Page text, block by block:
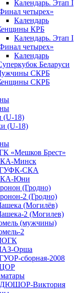
Календарь. Этап I
четырех»
Календарь
КРБ
Календарь. Этап I
четырех»
Календарь
Беларуси
СКРБ
СКРБ
18)
(U-18)
«Мешков Брест»
Минск
СКА
Юни
(Гродно)
2 (Гродно)
(Могилёв)
2 (Могилев)
(мужчины)
2
Орша
сборная-2008
Виктория